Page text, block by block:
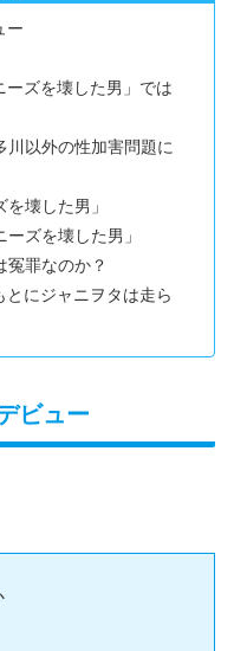
ー
ーズを壊した男」では
川以外の性加害問題に
壊した男」
ズを壊した男」
冤罪なのか？
とにジャニヲタは走ら
ビュー